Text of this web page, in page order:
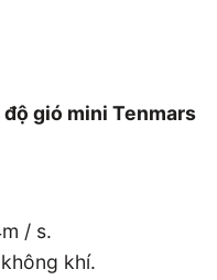
gió mini Tenmars
/ s.
khí.